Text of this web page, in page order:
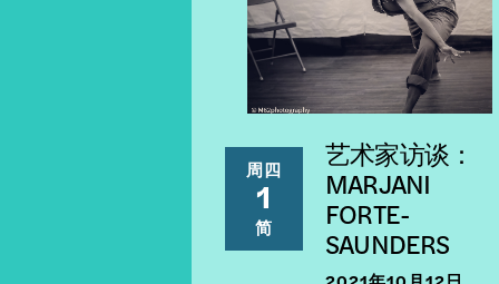
周四
1
简
艺术家访谈：
MARJANI
FORTE-
SAUNDERS